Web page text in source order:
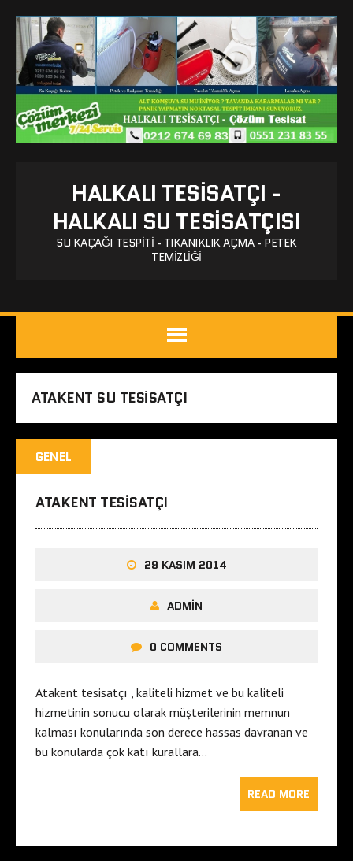
HALKALI TESISATÇI -
HALKALI SU TESISATÇISI
SU KAÇAĞI TESPITI - TIKANIKLIK AÇMA - PETEK
TEMIZLIĞI
ATAKENT SU TESISATÇI
GENEL
ATAKENT TESISATÇI
29 KASIM 2014
ADMIN
0 COMMENTS
Atakent tesisatçı , kaliteli hizmet ve bu kaliteli
hizmetinin sonucu olarak müşterilerinin memnun
kalması konularında son derece hassas davranan ve
bu konularda çok katı kurallara…
READ MORE